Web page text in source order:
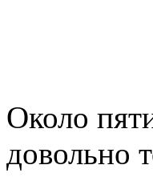
Около
довольно